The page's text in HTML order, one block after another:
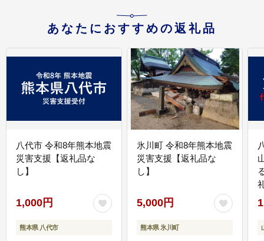
あなたにおすすめの返礼品
八代市 令和8年熊本地震
災害支援【返礼品な
し】
1,000円
熊本県 八代市
氷川町 令和8年熊本地震
災害支援【返礼品な
し】
5,000円
熊本県 氷川町